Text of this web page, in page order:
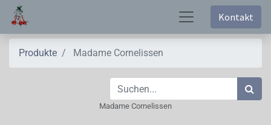
Kontakt
Produkte Madame Cornelissen
Madame Cornelissen